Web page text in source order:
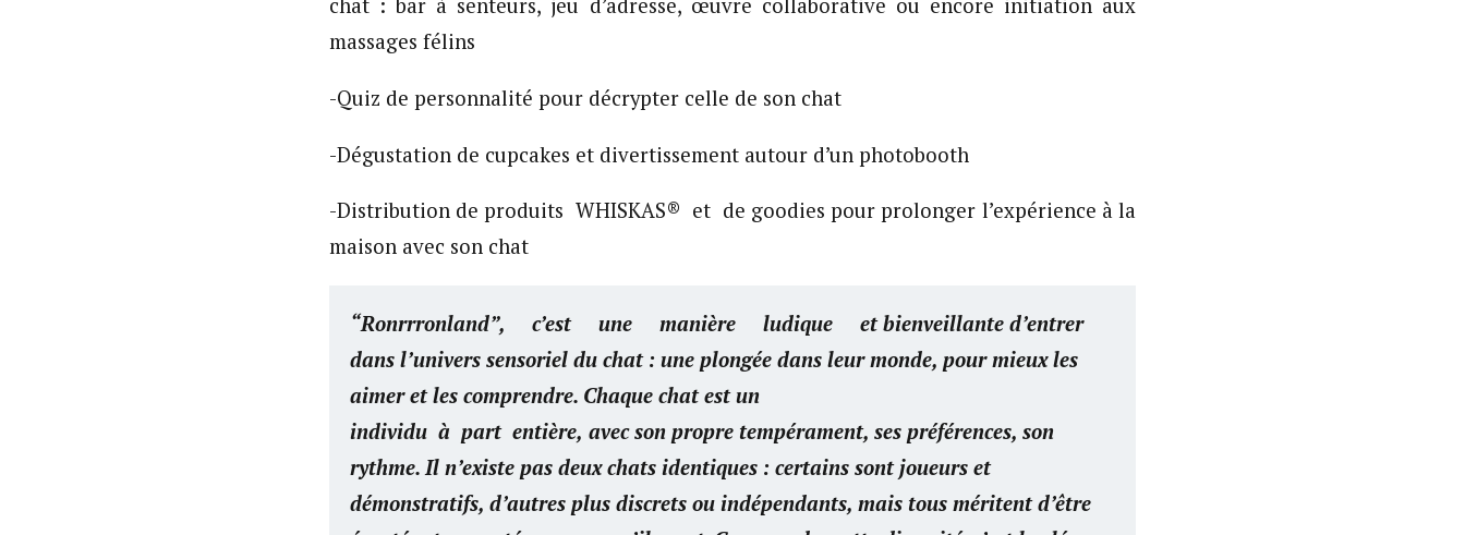
chat : bar à senteurs, jeu d’adresse, œuvre collaborative ou encore initiation aux
massages félins
-Quiz de personnalité pour décrypter celle de son chat
-Dégustation de cupcakes et divertissement autour d’un photobooth
-Distribution de produits WHISKAS® et de goodies pour prolonger l’expérience à la
maison avec son chat
“Ronrrronland”, c’est une manière ludique et bienveillante d’entrer
dans l’univers sensoriel du chat : une plongée dans leur monde, pour mieux les
aimer et les comprendre. Chaque chat est un
individu à part entière, avec son propre tempérament, ses préférences, son
rythme. Il n’existe pas deux chats identiques : certains sont joueurs et
démonstratifs, d’autres plus discrets ou indépendants, mais tous méritent d’être